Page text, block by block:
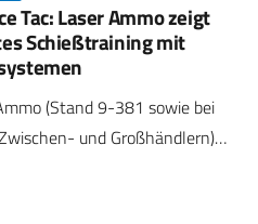
Tac: Laser Ammo zeigt
Schießtraining mit
(Stand 9-381 sowie bei
und Großhändlern)…